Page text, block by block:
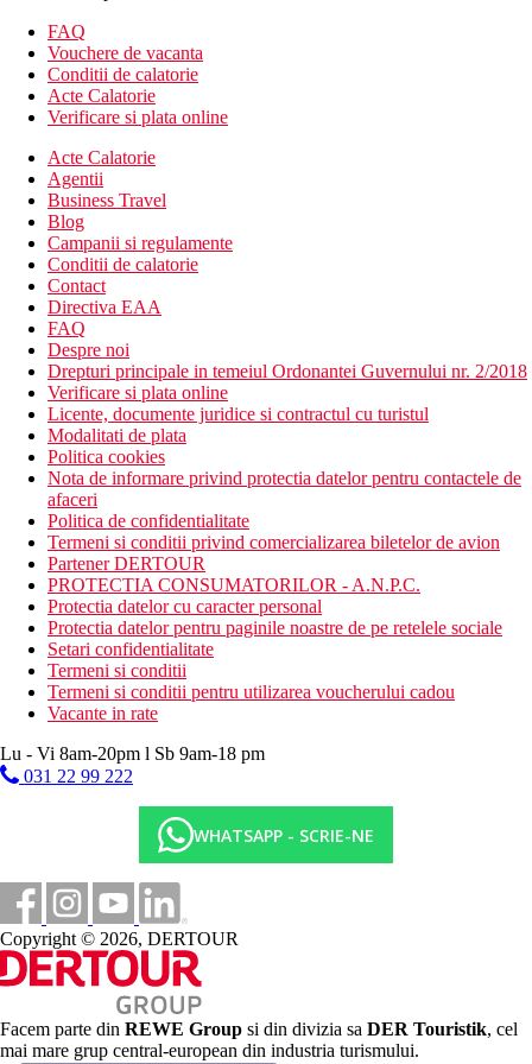
au facilitatile de mai sus):
Camera dubla, vedere la piscina
Camera dubla, Economy
Hotelul dispune de:
hol de intrare cu receptie (receptie deschisa non stop)
restaurant a la carte (mediteraneean - gratuit cu rezervare)
snack bar
baruri
piscina principala
piscina cu tobogane
gratuit sezlonguri, umbrele si prosoape langa piscina
serviciu de spalatorie (contra cost)
servicii de coafor (contra cost)
galerie comerciala
spa & centru de wellness (contra cost)
teren de joaca pentru copii
transfer de la si/sau la aeroport (contra cost)
sala de fitness
parcare
lift
terasa
gradina
camera dubla pentru persoane cu dizabilitati la cerere
Wifi
Descrierea plajei
plaja privata cu nisip la cca 600m de hotel
bar pe plaja ca parte a All Inclusive
exista un serviciu gratuit de transfer de la hotel la plaja
Activitati sportive gratuite
tenis de masa
volei pe plaja
aerobic
bocce
darts
polo pe apa
sala de fitness
baschet
fotbal de masa
mini-golf
baia turceasca
FAQ
Vouchere de vacanta
Conditii de calatorie
Acte Calatorie
Verificare si plata online
Acte Calatorie
Agentii
Business Travel
Blog
Campanii si regulamente
Conditii de calatorie
Contact
Directiva EAA
FAQ
Despre noi
Drepturi principale in temeiul Ordonantei Guvernului nr. 2/2018
Verificare si plata online
Licente, documente juridice si contractul cu turistul
Modalitati de plata
Politica cookies
Nota de informare privind protectia datelor pentru contactele de
afaceri
Politica de confidentialitate
Termeni si conditii privind comercializarea biletelor de avion
Partener DERTOUR
PROTECTIA CONSUMATORILOR - A.N.P.C.
Protectia datelor cu caracter personal
Protectia datelor pentru paginile noastre de pe retelele sociale
Setari confidentialitate
Termeni si conditii
Termeni si conditii pentru utilizarea voucherului cadou
Vacante in rate
Lu - Vi 8am-20pm l Sb 9am-18 pm
031 22 99 222
WHATSAPP - SCRIE-NE
Copyright © 2026, DERTOUR
Facem parte din REWE Group si din divizia sa DER Touristik, cel
mai mare grup central-european din industria turismului.